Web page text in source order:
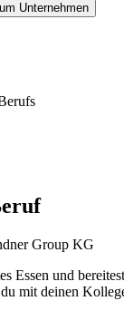
Unternehmen
Group KG
Essen und
mit deinen